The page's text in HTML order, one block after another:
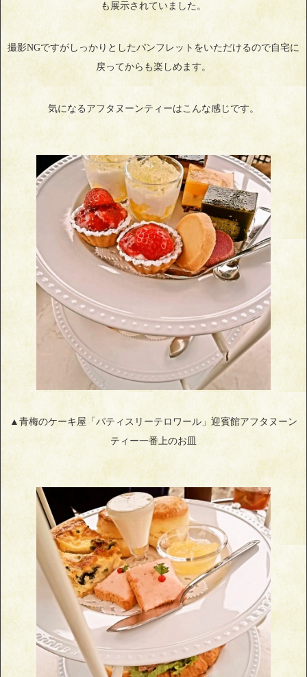
も展示されていました。
撮影NGですがしっかりとしたパンフレットをいただけるので自宅に
戻ってからも楽しめます。
気になるアフタヌーンティーはこんな感じです。
▲青梅のケーキ屋「パティスリーテロワール」迎賓館アフタヌーン
ティー一番上のお皿